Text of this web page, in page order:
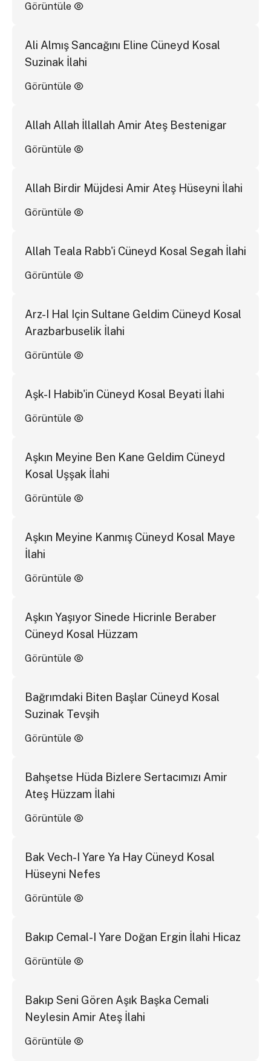
Görüntüle
Ali Almış Sancağını Eline Cüneyd Kosal
Suzinak İlahi
Görüntüle
Allah Allah İllallah Amir Ateş Bestenigar
Görüntüle
Allah Birdir Müjdesi Amir Ateş Hüseyni İlahi
Görüntüle
Allah Teala Rabb'i Cüneyd Kosal Segah İlahi
Görüntüle
Arz-I Hal Için Sultane Geldim Cüneyd Kosal
Arazbarbuselik İlahi
Görüntüle
Aşk-I Habib'in Cüneyd Kosal Beyati İlahi
Görüntüle
Aşkın Meyine Ben Kane Geldim Cüneyd
Kosal Uşşak İlahi
Görüntüle
Aşkın Meyine Kanmış Cüneyd Kosal Maye
İlahi
Görüntüle
Aşkın Yaşıyor Sinede Hicrinle Beraber
Cüneyd Kosal Hüzzam
Görüntüle
Bağrımdaki Biten Başlar Cüneyd Kosal
Suzinak Tevşih
Görüntüle
Bahşetse Hüda Bizlere Sertacımızı Amir
Ateş Hüzzam İlahi
Görüntüle
Bak Vech-I Yare Ya Hay Cüneyd Kosal
Hüseyni Nefes
Görüntüle
Bakıp Cemal-I Yare Doğan Ergin İlahi Hicaz
Görüntüle
Bakıp Seni Gören Aşık Başka Cemali
Neylesin Amir Ateş İlahi
Görüntüle